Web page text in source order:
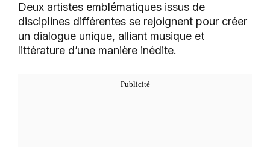
Deux artistes emblématiques issus de
disciplines différentes se rejoignent pour créer
un dialogue unique, alliant musique et
littérature d’une manière inédite.